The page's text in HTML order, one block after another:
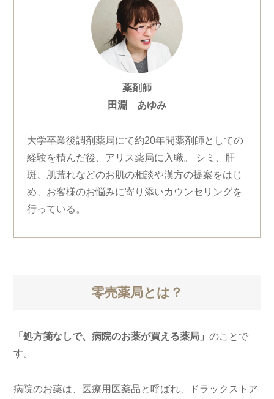
薬剤師
田淵 あゆみ
大学卒業後調剤薬局にて約20年間薬剤師としての
経験を積んだ後、アリス薬局に入職。 シミ、肝
斑、肌荒れなどのお肌の相談や漢方の提案をはじ
め、お客様のお悩みに寄り添いカウンセリングを
行っている。
零売薬局とは？
「処方箋なしで、病院のお薬が買える薬局」のことで
す。
病院のお薬は、医療用医薬品と呼ばれ、ドラックストア